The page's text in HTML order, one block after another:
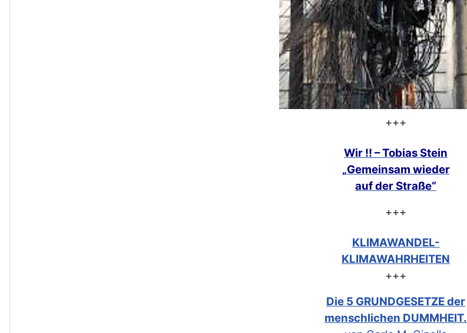
+++
Wir !! – Tobias Stein
„Gemeinsam wieder
auf der Straße“
+++
KLIMAWANDEL-
KLIMAWAHRHEITEN
+++
Die 5 GRUNDGESETZE der
menschlichen DUMMHEIT.